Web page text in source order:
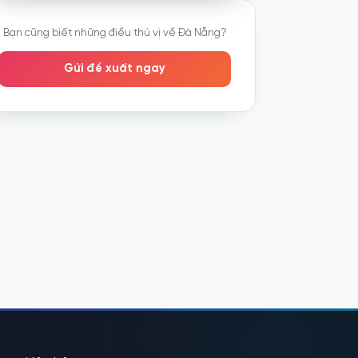
Bạn cũng biết những điều thú vị về Đà Nẵng?
Gửi đề xuất ngay